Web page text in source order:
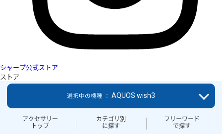
シャープ公式ストア
ストア
アクセサリー
トップ
カテゴリ別
に探す
フリーワード
で探す
選択中の機種 ： AQUOS wish3